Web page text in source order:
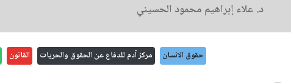
د. علاء إبراهيم محمود الحسيني
حقوق الانسان مركز آدم للدفاع عن الحقوق والحريات القانون